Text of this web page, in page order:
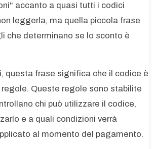
accanto a quasi tutti i codici
leggerla, ma quella piccola frase
che determinano se lo sconto è
questa frase significa che il codice è
Queste regole sono stabilite
chi può utilizzare il codice,
e a quali condizioni verrà
al momento del pagamento.